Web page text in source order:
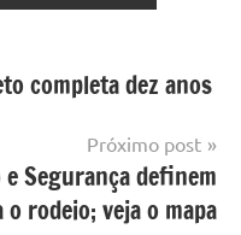
completa dez anos
Próximo post
Segurança definem
rodeio; veja o mapa